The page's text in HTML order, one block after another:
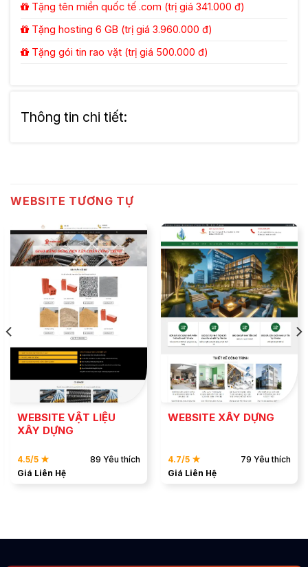
Tặng tên miền quốc tế .com (trị giá 341.000 đ)
Tặng hosting 6 GB (trị giá 3.960.000 đ)
Tặng gói tin rao vặt (trị giá 500.000 đ)
Thông tin chi tiết:
WEBSITE TƯƠNG TỰ
ĐẶT MẪU
XEM DEMO
WEBSITE VẬT LIỆU
XÂY DỰNG
4.5/5 ★
89 Yêu thích
Giá Liên Hệ
ĐẶT MẪU
XEM DEMO
WEBSITE XÂY DỰNG
4.7/5 ★
79 Yêu thích
Giá Liên Hệ